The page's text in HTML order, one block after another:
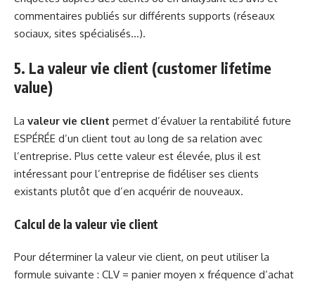
commentaires publiés sur différents supports (réseaux
sociaux, sites spécialisés…).
5. La valeur vie client (customer lifetime
value)
La valeur vie client permet d’évaluer la rentabilité future
ESPÉRÉE d’un client tout au long de sa relation avec
l’entreprise. Plus cette valeur est élevée, plus il est
intéressant pour l’entreprise de fidéliser ses clients
existants plutôt que d’en acquérir de nouveaux.
Calcul de la valeur vie client
Pour déterminer la valeur vie client, on peut utiliser la
formule suivante : CLV = panier moyen x fréquence d’achat